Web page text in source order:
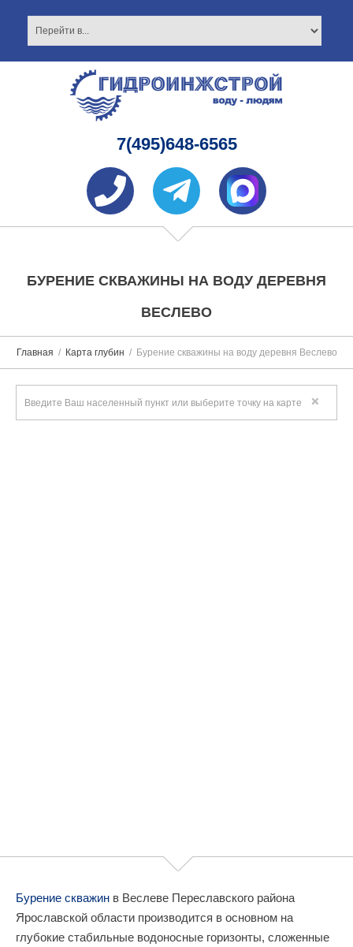
7(495)648-6565
БУРЕНИЕ СКВАЖИНЫ НА ВОДУ ДЕРЕВНЯ
ВЕСЛЕВО
Главная Карта глубин Бурение скважины на воду деревня Веслево
Бурение скважин в Веслеве Переславского района
Ярославской области производится в основном на
глубокие стабильные водоносные горизонты, сложенные